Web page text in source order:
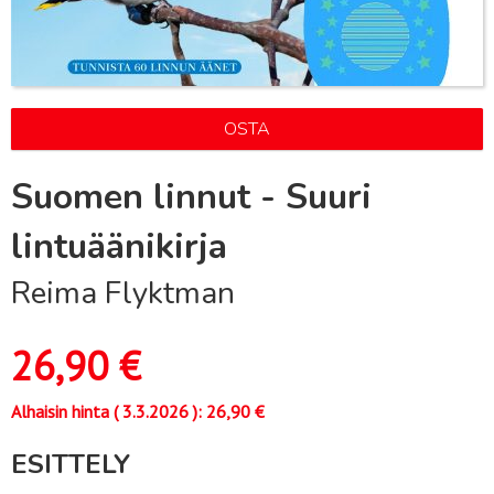
OSTA
Suomen linnut - Suuri
lintuäänikirja
Reima Flyktman
26,90€
Alhaisin hinta (3.3.2026): 26,90 €
ESITTELY